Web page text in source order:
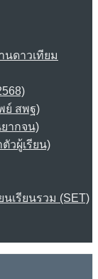
นดาวเทียม
ย์ สพฐ)
ากจน)
วผู้เรียน)
เรียนรวม (SET)